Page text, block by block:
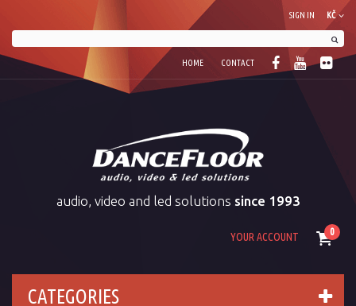
KČ
SIGN IN
HOME CONTACT
audio, video and led solutions since 1993
0
YOUR ACCOUNT
CATEGORIES